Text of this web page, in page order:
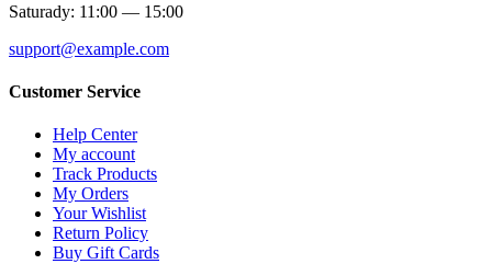
Saturady: 11:00 — 15:00
support@example.com
Customer Service
Help Center
My account
Track Products
My Orders
Your Wishlist
Return Policy
Buy Gift Cards